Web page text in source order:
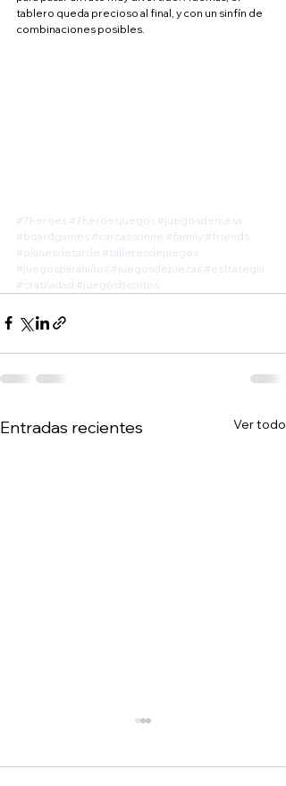
tablero queda precioso al final, y con un sinfín de
combinaciones posibles.
#7heroes #7heroesjuegos #juegosdemesa
#boardgames #carcassonne #family #friends
#planesdetarde #talleresdejuegos
#juegosparaniños #juegosdepiezas #estrategia
#cratividad #juegosbonitos
Entradas recientes Ver todo